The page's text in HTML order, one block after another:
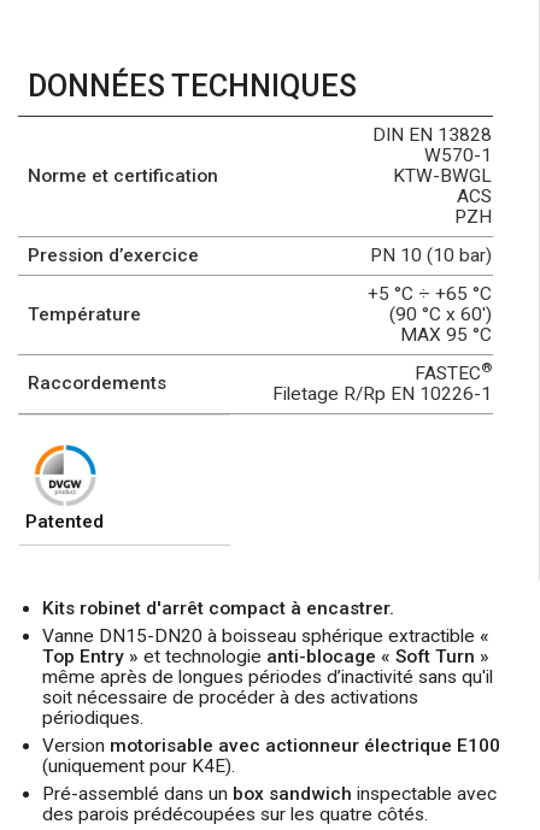
DONNÉES TECHNIQUES
Norme et certification
DIN EN 13828
W570-1
KTW-BWGL
ACS
PZH
Pression d’exercice
PN 10 (10 bar)
Température
+5 °C ÷ +65 °C
(90 °C x 60')
MAX 95 °C
Raccordements FASTEC®
Filetage R/Rp EN 10226-1
Patented
Kits robinet d'arrêt compact à encastrer.
Vanne DN15-DN20 à boisseau sphérique extractible «
Top Entry » et technologie anti-blocage « Soft Turn »
même après de longues périodes d’inactivité sans qu'il
soit nécessaire de procéder à des activations
périodiques.
Version motorisable avec actionneur électrique E100
(uniquement pour K4E).
Pré-assemblé dans un box sandwich inspectable avec
des parois prédécoupées sur les quatre côtés.